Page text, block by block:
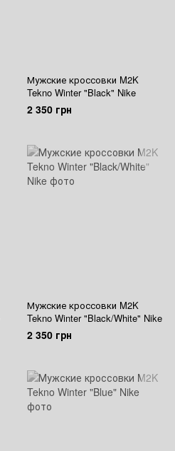
Мужские кроссовки M2K
Tekno Winter "Black" Nike
2 350 грн
Мужские кроссовки M2K
Tekno Winter "Black/White" Nike
2 350 грн